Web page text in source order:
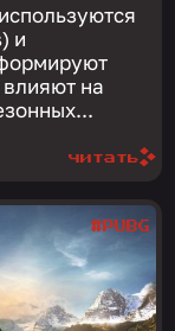
и
на
читать
#PUBG